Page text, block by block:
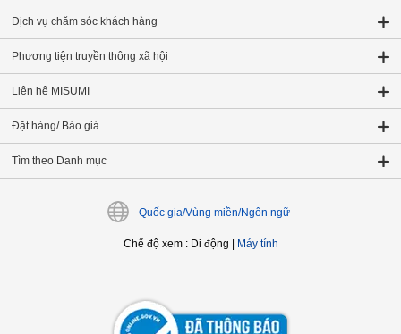
Dịch vụ chăm sóc khách hàng
Phương tiện truyền thông xã hội
Liên hệ MISUMI
Đặt hàng/ Báo giá
Tìm theo Danh mục
Quốc gia/Vùng miền/Ngôn ngữ
Chế độ xem: Di động Máy tính